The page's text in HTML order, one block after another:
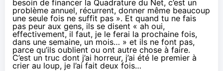
besoin de financer la Quadrature du Net, c’est un
problème annuel, récurrent, donner même beaucoup
une seule fois ne suffit pas ». Et quand tu ne fais
pas peur aux gens, ils se disent « ah oui,
effectivement, il faut, je le ferai la prochaine fois,
dans une semaine, un mois… » et ils ne font pas,
parce qu’ils oublient ou ont autre chose à faire.
C’est un truc dont j’ai horreur, j’ai été le premier à
crier au loup, je l’ai fait deux fois…